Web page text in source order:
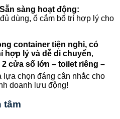
sàng hoạt động:
dùng, ổ cắm bố trí hợp lý cho
container tiện nghi, có
hợp lý và dễ di chuyển,
2 cửa sổ lớn – toilet riêng –
lựa chọn đáng cân nhắc cho
doanh lưu động!
tâm